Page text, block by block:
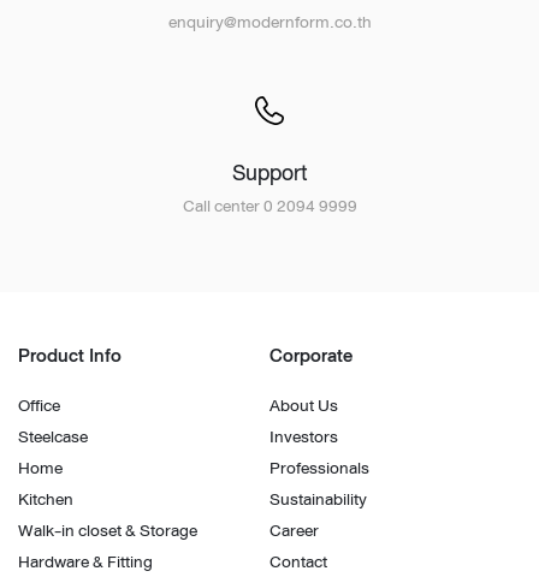
enquiry@modernform.co.th
Support
Call center 0 2094 9999
Product Info
Office
Steelcase
Home
Kitchen
Walk-in closet & Storage
Hardware & Fitting
Corporate
About Us
Investors
Professionals
Sustainability
Career
Contact